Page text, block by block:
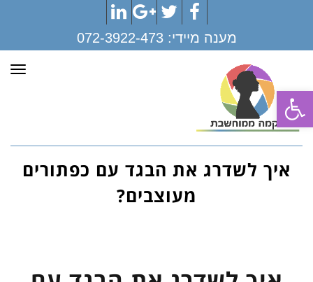
פתח סרגל נגישות
Facebook
Twitter
Google+
LinkedIn
מענה מיידי:072-3922-473
איך לשדרג את הבגד עם כפתורים
מעוצבים?